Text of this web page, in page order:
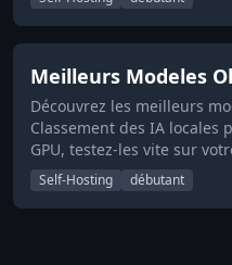
Meilleurs Modeles
Découvrez les meilleurs
Classement des IA locales
GPU, testez-les vite sur
Self-Hosting débutant